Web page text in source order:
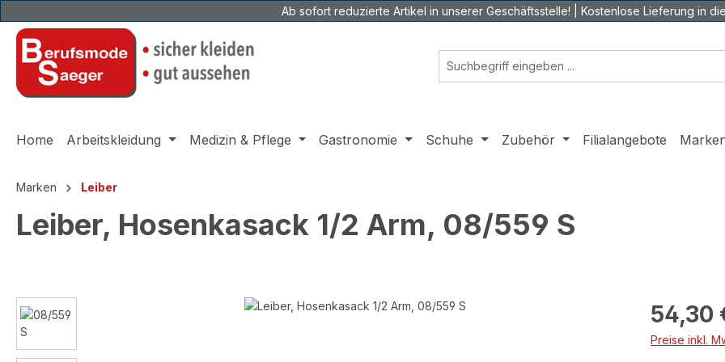
Ab sofort reduzierte Artikel in unserer Geschäftsstelle! | Kostenlose Lieferung in
Home Arbeitskleidung Medizin & Pflege Gastronomie Schuhe Zubehör Filialangebote
Marken Leiber
Leiber, Hosenkasack 1/2 Arm, 08/559 S
Bildergalerie überspringen Regulärer
54,30
Preise inkl.